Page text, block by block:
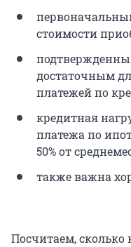
стоимости
достаточным
платежей по
кредитная
платежа по
50% от
также важна
Посчитаем,